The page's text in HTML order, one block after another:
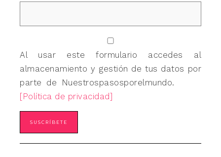
Al usar este formulario accedes al
almacenamiento y gestión de tus datos por
parte de Nuestrospasosporelmundo.
[Política de privacidad]